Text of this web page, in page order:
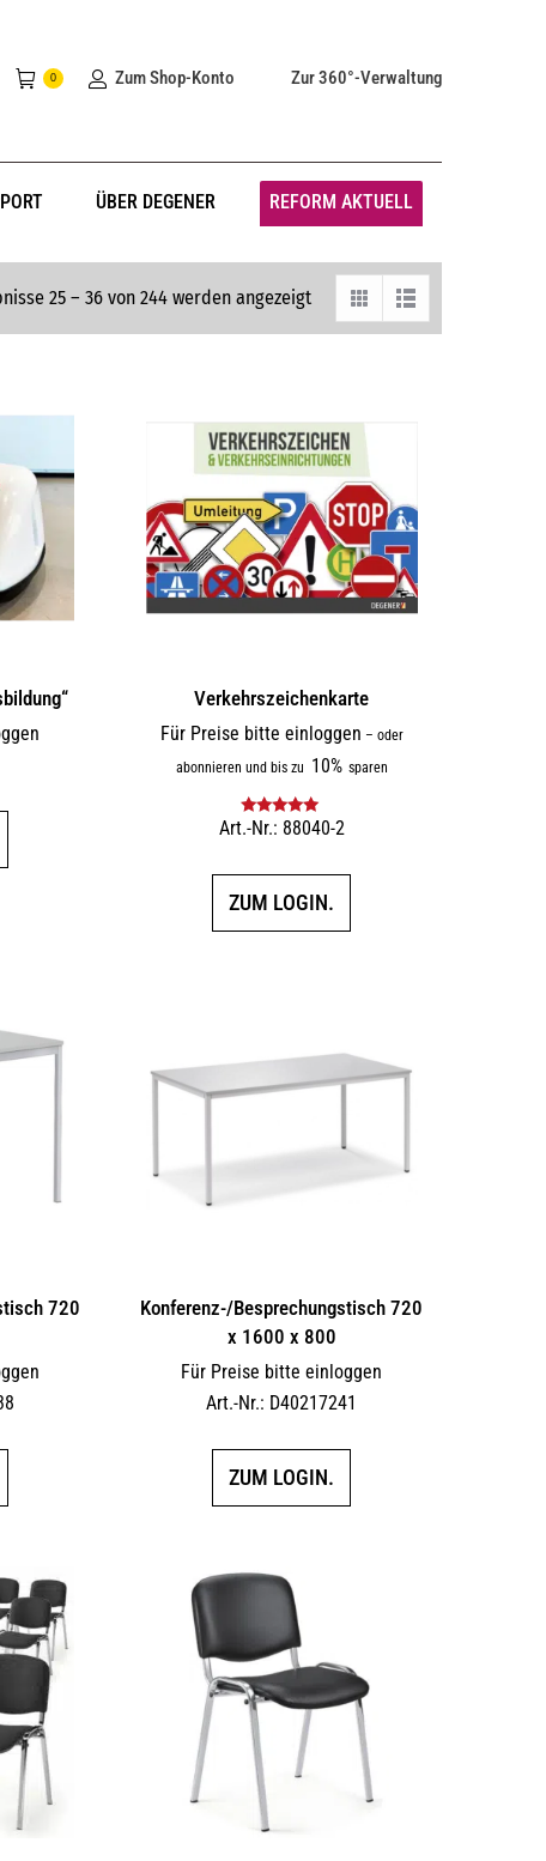
0 Zum Shop-Konto Zur 360°-Verwaltung
ÜBER DEGENER REFORM AKTUELL
25 – 36 von 244 werden angezeigt
Verkehrszeichenkarte
Für Preise bitte einloggen – oder
abonnieren und bis zu 10% sparen
Bewertet mit
Art.-Nr.: 88040-2
ZUM LOGIN.
720
Konferenz-/Besprechungstisch 720
x 1600 x 800
Für Preise bitte einloggen
Art.-Nr.: D40217241
ZUM LOGIN.